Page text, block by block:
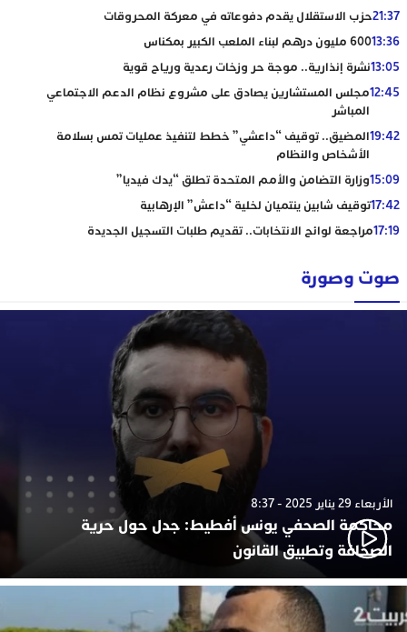
21:37حزب الاستقلال يقدم دفوعاته في معركة المحروقات
13:36600 مليون درهم لبناء الملعب الكبير بمكناس
13:05نشرة إنذارية.. موجة حر وزخات رعدية ورياح قوية
12:45مجلس المستشارين يصادق على مشروع نظام الدعم الاجتماعي
المباشر
19:42المضيق.. توقيف “داعشي” خطط لتنفيذ عمليات تمس بسلامة
الأشخاص والنظام
15:09وزارة التضامن والأمم المتحدة تطلق “يدك فيديا”
17:42توقيف شابين ينتميان لخلية “داعش” الإرهابية
17:19مراجعة لوائح الانتخابات.. تقديم طلبات التسجيل الجديدة
صوت وصورة
الأربعاء 29 يناير 2025 - 8:37
محاكمة الصحفي يونس أفطيط: جدل حول حرية
الصحافة وتطبيق القانون